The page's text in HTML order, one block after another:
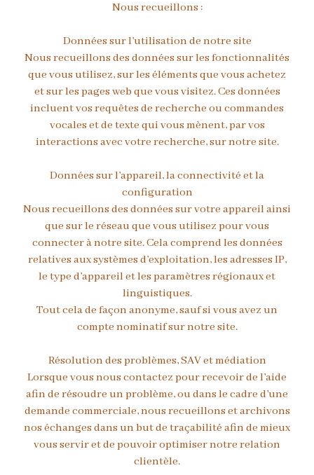
Nous recueillons :
Données sur l’utilisation de notre site
Nous recueillons des données sur les fonctionnalités
que vous utilisez, sur les éléments que vous achetez
et sur les pages web que vous visitez. Ces données
incluent vos requêtes de recherche ou commandes
vocales et de texte qui vous mènent, par vos
interactions avec votre recherche, sur notre site.
Données sur l’appareil, la connectivité et la
configuration
Nous recueillons des données sur votre appareil ainsi
que sur le réseau que vous utilisez pour vous
connecter à notre site. Cela comprend les données
relatives aux systèmes d’exploitation, les adresses IP,
le type d’appareil et les paramètres régionaux et
linguistiques.
Tout cela de façon anonyme, sauf si vous avez un
compte nominatif sur notre site.
Résolution des problèmes, SAV et médiation
Lorsque vous nous contactez pour recevoir de l’aide
afin de résoudre un problème, ou dans le cadre d’une
demande commerciale, nous recueillons et archivons
nos échanges dans un but de traçabilité afin de mieux
vous servir et de pouvoir optimiser notre relation
clientèle.